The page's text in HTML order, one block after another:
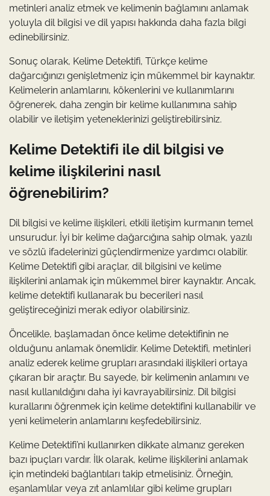
metinleri analiz etmek ve kelimenin bağlamını anlamak
yoluyla dil bilgisi ve dil yapısı hakkında daha fazla bilgi
edinebilirsiniz.
Sonuç olarak, Kelime Detektifi, Türkçe kelime
dağarcığınızı genişletmeniz için mükemmel bir kaynaktır.
Kelimelerin anlamlarını, kökenlerini ve kullanımlarını
öğrenerek, daha zengin bir kelime kullanımına sahip
olabilir ve iletişim yeteneklerinizi geliştirebilirsiniz.
Kelime Detektifi ile dil bilgisi ve
kelime ilişkilerini nasıl
öğrenebilirim?
Dil bilgisi ve kelime ilişkileri, etkili iletişim kurmanın temel
unsurudur. İyi bir kelime dağarcığına sahip olmak, yazılı
ve sözlü ifadelerinizi güçlendirmenize yardımcı olabilir.
Kelime Detektifi gibi araçlar, dil bilgisini ve kelime
ilişkilerini anlamak için mükemmel birer kaynaktır. Ancak,
kelime detektifi kullanarak bu becerileri nasıl
geliştireceğinizi merak ediyor olabilirsiniz.
Öncelikle, başlamadan önce kelime detektifinin ne
olduğunu anlamak önemlidir. Kelime Detektifi, metinleri
analiz ederek kelime grupları arasındaki ilişkileri ortaya
çıkaran bir araçtır. Bu sayede, bir kelimenin anlamını ve
nasıl kullanıldığını daha iyi kavrayabilirsiniz. Dil bilgisi
kurallarını öğrenmek için kelime detektifini kullanabilir ve
yeni kelimelerin anlamlarını keşfedebilirsiniz.
Kelime Detektifi’ni kullanırken dikkate almanız gereken
bazı ipuçları vardır. İlk olarak, kelime ilişkilerini anlamak
için metindeki bağlantıları takip etmelisiniz. Örneğin,
eşanlamlılar veya zıt anlamlılar gibi kelime grupları